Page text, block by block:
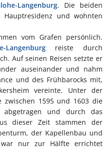
-Langenburg. Die beiden
Hauptresidenz und wohnten
vom Grafen persönlich.
-Langenburgreiste durch
Auf seinen Reisen setzte er
auseinander und nahm
und des Frühbarocks mit,
vereinte. Unter der
zwischen 1595 und 1603 die
abgetragen und durch das
dieser Zeit stammen der
der Kapellenbau und
nur zur Hälfte errichtet